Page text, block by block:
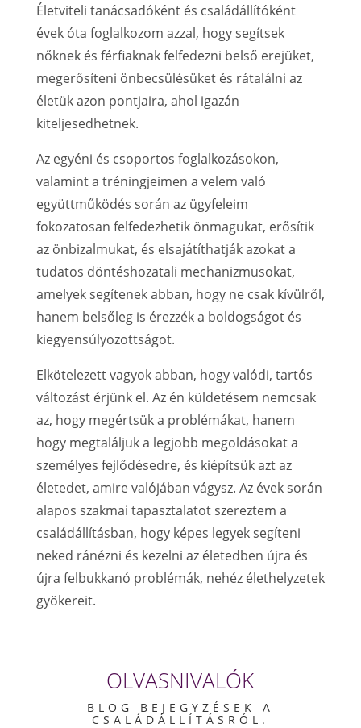
Életviteli tanácsadóként és családállítóként
évek óta foglalkozom azzal, hogy segítsek
nőknek és férfiaknak felfedezni belső erejüket,
megerősíteni önbecsülésüket és rátalálni az
életük azon pontjaira, ahol igazán
kiteljesedhetnek.
Az egyéni és csoportos foglalkozásokon,
valamint a tréningjeimen a velem való
együttműködés során az ügyfeleim
fokozatosan felfedezhetik önmagukat, erősítik
az önbizalmukat, és elsajátíthatják azokat a
tudatos döntéshozatali mechanizmusokat,
amelyek segítenek abban, hogy ne csak kívülről,
hanem belsőleg is érezzék a boldogságot és
kiegyensúlyozottságot.
Elkötelezett vagyok abban, hogy valódi, tartós
változást érjünk el. Az én küldetésem nemcsak
az, hogy megértsük a problémákat, hanem
hogy megtaláljuk a legjobb megoldásokat a
személyes fejlődésedre, és kiépítsük azt az
életedet, amire valójában vágysz. Az évek során
alapos szakmai tapasztalatot szereztem a
családállításban, hogy képes legyek segíteni
neked ránézni és kezelni az életedben újra és
újra felbukkanó problémák, nehéz élethelyzetek
gyökereit.
OLVASNIVALÓK
BLOG BEJEGYZÉSEK A
CSALÁDÁLLÍTÁSRÓL.